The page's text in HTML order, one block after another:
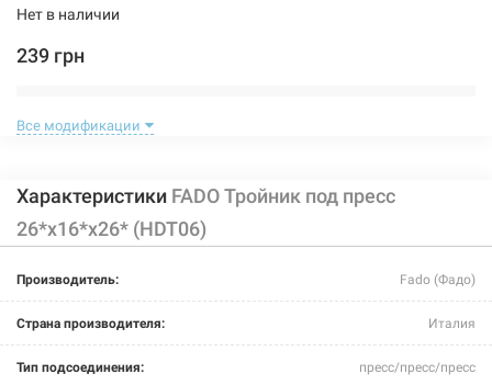
Нет в наличии
239 грн
Артикул:203430
FADO Тройник под пресс 20*х20*x20* (HDT05)
Все модификации
Характеристики FADO Тройник под пресс
26*х16*x26* (HDT06)
Производитель: Fado (Фадо)
Страна производителя: Италия
Тип подсоединения: пресс/пресс/пресс